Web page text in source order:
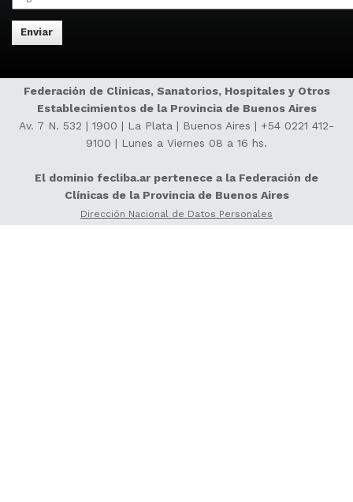
Federación de Clínicas, Sanatorios, Hospitales y Otros
Establecimientos de la Provincia de Buenos Aires
Av. 7 N. 532 | 1900 | La Plata | Buenos Aires | +54 0221 412-
9100 | Lunes a Viernes 08 a 16 hs.
El dominio fecliba.ar pertenece a la Federación de
Clínicas de la Provincia de Buenos Aires
Dirección Nacional de Datos Personales